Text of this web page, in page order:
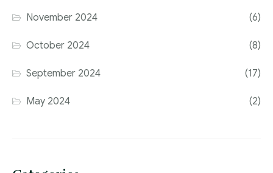
November 2024 (6)
October 2024 (8)
September 2024 (17)
May 2024 (2)